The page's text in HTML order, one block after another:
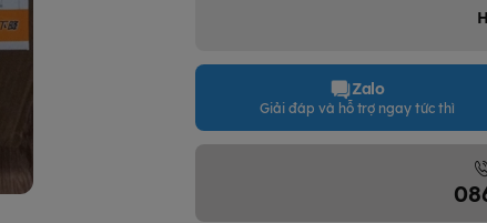
Zalo
Giải đáp và hỗ trợ ngay tức thì